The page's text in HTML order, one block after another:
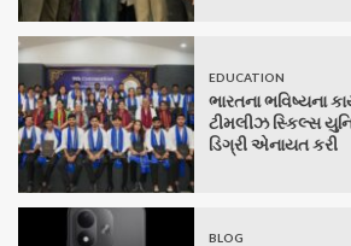
EDUCATION
ભારતના ભવિષ્યના
ટીમલીઝ સ્કિલ્સ
ડિગ્રી એનાયત કરી
BLOG